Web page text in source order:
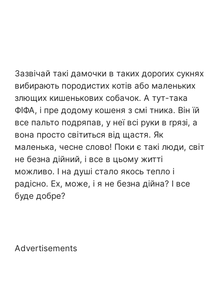
Зазвічай такі дамочки в таких дороrих сукнях
вибирають породистих котів або маленьких
злющих кишенькових собачок. А тут-така
ФІФА, і пре додому кошеня з смі тника. Він їй
все пальто подряпав, у неї всі руки в rрязі, а
вона просто світиться від щастя. Як
маленька, чесне слово! Поки є такі люди, світ
не безна дійний, і все в цьому житті
можливо. І на душі стало якось тепло і
радісно. Ех, може, і я не безна дійна? І все
буде добре?
Advertisements